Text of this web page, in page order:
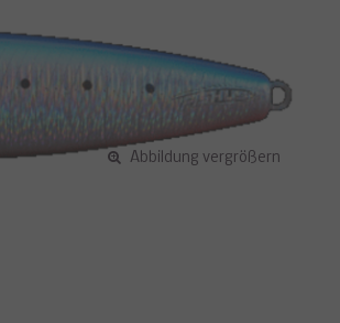
Abbildung vergrößern